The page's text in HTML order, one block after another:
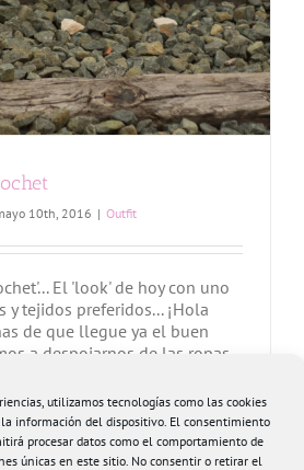
utilizamos tecnologías como las cookies
información del dispositivo. El consentimiento
procesar datos como el comportamiento de
únicas en este sitio. No consentir o retirar el
10th, 2016 | Outfit
El 'look' de hoy con uno
y tejidos preferidos... ¡Hola
de que llegue ya el buen
a despojarnos de las ropas
temperaturas hagan su
pero parece [...]
0